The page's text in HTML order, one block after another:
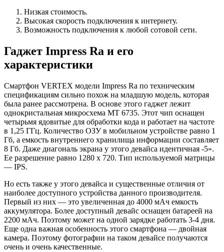
Низкая стоимость.
Высокая скорость подключения к интернету.
Возможность подключения к любой сотовой сети.
Гаджет Impress Ra и его
характеристики
Смартфон VERTEX модели Impress Ra по техническим
спецификациям сильно похож на младшую модель, которая
была ранее рассмотрена. В основе этого гаджет лежит
однокристальная микросхема МТ 6735. Этот чип оснащен
четырьмя ядовитые для обработки кода и работает на частоте
в 1,25 ГГц. Количество ОЗУ в мобильном устройстве равно 1
Гб, а емкость внутреннего хранилища информации составляет
8 Гб. Даже диагональ экрана у этого девайса идентичная -5».
Ее разрешение равно 1280 х 720. Тип используемой матрицы
— IPS.
Но есть также у этого девайса и существенные отличия от
наиболее доступного устройства данного производителя.
Первый из них — это увеличенная до 4000 мАч емкость
аккумулятора. Более доступный девайс оснащен батареей на
2200 мАч. Поэтому может на одной зарядке работать 3-4 дня.
Еще одна важная особенность этого смартфона — двойная
камера. Поэтому фотографии на таком девайсе получаются
очень и очень качественные.